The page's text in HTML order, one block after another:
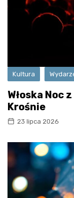
Kultura
Włoska Noc
Krośnie
23 lipca 2026